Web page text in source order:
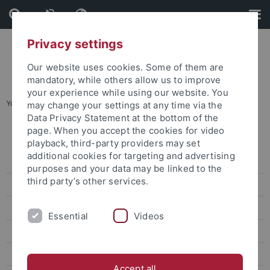
Skip
to
content
Skip
to
footer
You are here: Startseite ... Karte B: Wilhelmstraße - Talkliniken
Lagepläne
Adressenliste
Barrierefreie Zugänge
Übersichtsplan
Karte B: Wilhelmstraße - Talkliniken
Privacy settings
Our website uses cookies. Some of them are
mandatory, while others allow us to improve
your experience while using our website. You
may change your settings at any time via the
Data Privacy Statement at the bottom of the
page. When you accept the cookies for video
playback, third-party providers may set
additional cookies for targeting and advertising
purposes and your data may be linked to the
third party’s other services.
Essential Videos